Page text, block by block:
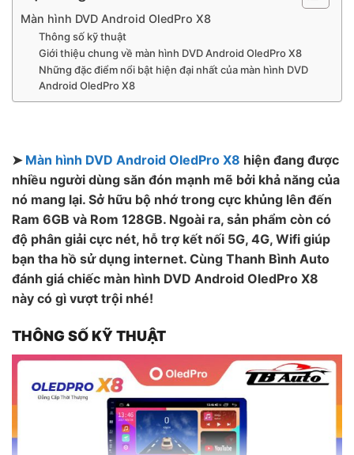
Màn hình DVD Android OledPro X8
Thông số kỹ thuật
Giới thiệu chung về màn hình DVD Android OledPro X8
Những đặc điểm nổi bật hiện đại nhất của màn hình DVD
Android OledPro X8
➤ Màn hình DVD Android OledPro X8 hiện đang được
nhiều người dùng săn đón mạnh mẽ bởi khả năng của
nó mang lại. Sở hữu bộ nhớ trong cực khủng lên đến
Ram 6GB và Rom 128GB. Ngoài ra, sản phẩm còn có
độ phân giải cực nét, hỗ trợ kết nối 5G, 4G, Wifi giúp
bạn tha hồ sử dụng internet. Cùng Thanh Bình Auto
đánh giá chiếc màn hình DVD Android OledPro X8
này có gì vượt trội nhé!
THÔNG SỐ KỸ THUẬT